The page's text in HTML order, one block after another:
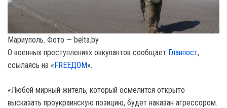
Мариуполь. Фото — belta.by
О военных преступлениях оккупантов сообщает Главпост,
ссылаясь на «FREEДОМ».
«Любой мирный житель, который осмелится открыто
высказать проукраинскую позицию, будет наказан агрессором.